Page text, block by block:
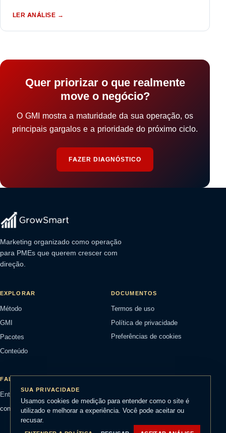
LER ANÁLISE →
Quer priorizar o que realmente
move o negócio?
O GMI mostra a maturidade da sua operação, os
principais gargalos e a prioridade do próximo ciclo.
FAZER DIAGNÓSTICO
Marketing organizado como operação
para PMEs que querem crescer com
direção.
EXPLORAR
Método
GMI
Pacotes
Conteúdo
DOCUMENTOS
Termos de uso
Política de privacidade
Preferências de cookies
FALE COM A GROWSMART
Entrar em contato
contato@growsmart.com.br
SUA PRIVACIDADE
Usamos cookies de medição para entender como o site é
utilizado e melhorar a experiência. Você pode aceitar ou
recusar.